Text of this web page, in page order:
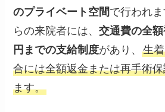
のプライベート空間で行われ
らの来院者には、交通費の全
円までの支給制度があり、生
合には全額返金または再手術
ます。